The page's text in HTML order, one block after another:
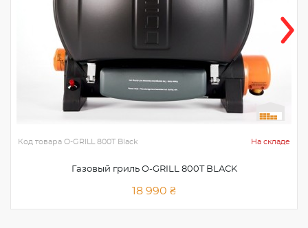
Код товара O-GRILL 800T Black На складе
Газовый гриль O-GRILL 800T BLACK
18 990 ₴